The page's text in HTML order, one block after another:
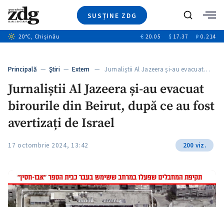
SUSȚINE ZDG
Ştiri
+6
Video
Special
+1
+1
Blog
+2
Caută
20°C, Chișinău € 20.05 $ 17.37 ₽ 0.214
Principală — Ştiri — Extern — Jurnaliștii Al Jazeera și-au evacuat…
Jurnaliștii Al Jazeera și-au evacuat
birourile din Beirut, după ce au fost
avertizați de Israel
17 octombrie 2024, 13:42 200 viz.